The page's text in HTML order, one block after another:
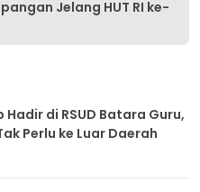
Jelang HUT RI ke-
di RSUD Batara Guru,
Perlu ke Luar Daerah